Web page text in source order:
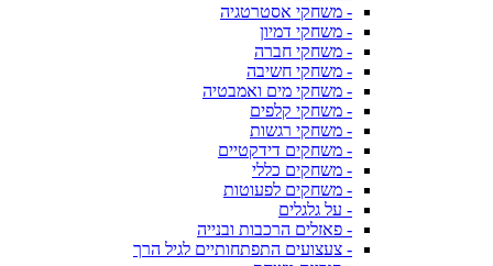
- משחקי אסטרטגיה
- משחקי דמיון
- משחקי חברה
- משחקי חשיבה
- משחקי מים ואמבטיה
- משחקי קלפים
- משחקי רגשות
- משחקים דידקטיים
- משחקים כללי
- משחקים לפעוטות
- על גלגלים
- פאזלים הרכבות ובנייה
- צעצועים התפתחותיים לגיל הרך